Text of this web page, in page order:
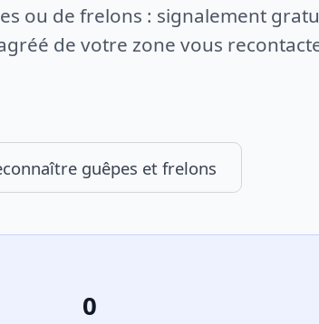
ou de frelons : signalement
de votre zone vous
guêpes et frelons
0